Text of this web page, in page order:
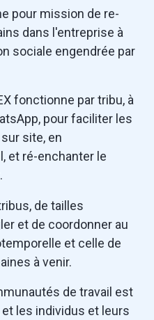
pour mission de re-
dans l'entreprise à
sociale engendrée par
fonctionne par tribu, à
pour faciliter les
site, en
et ré-enchanter le
de tailles
et de coordonner au
et celle de
à venir.
de travail est
les individus et leurs